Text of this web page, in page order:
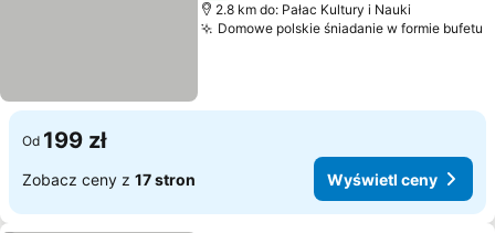
2.8 km do: Pałac Kultury i Nauki
Domowe polskie śniadanie w formie bufetu
Od 199 zł
Zobacz ceny z 17 stron Wyświetl ceny